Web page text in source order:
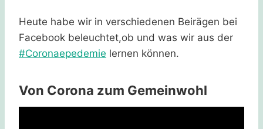
Heute habe wir in verschiedenen Beirägen bei
Facebook beleuchtet,ob und was wir aus der
#Coronaepedemie lernen können.
Von Corona zum Gemeinwohl